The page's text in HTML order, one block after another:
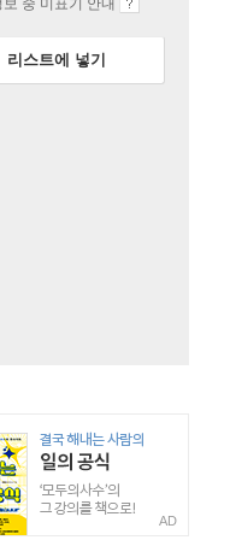
중 미표기 안내
리스트에 넣기
AD